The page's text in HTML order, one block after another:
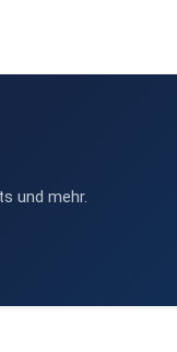
und mehr.